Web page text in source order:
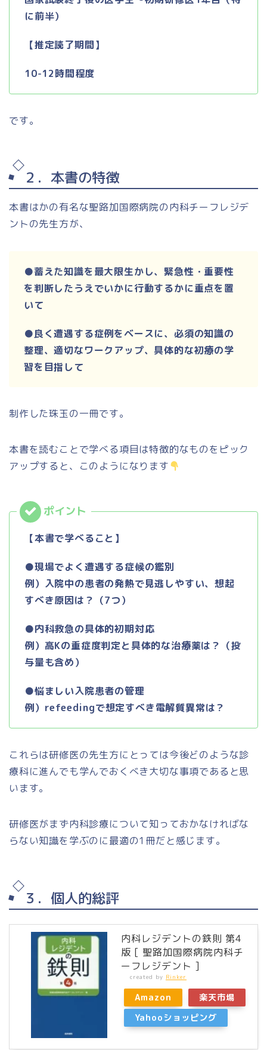
に前半）
【推定読了期間】
10-12時間程度
です。
２．本書の特徴
本書はかの有名な聖路加国際病院の内科チーフレジデ
ントの先生方が、
●蓄えた知識を最大限生かし、緊急性・重要性
を判断したうえでいかに行動するかに重点を置
いて
●良く遭遇する症例をベースに、必須の知識の
整理、適切なワークアップ、具体的な初療の学
習を目指して
制作した珠玉の一冊です。
本書を読むことで学べる項目は特徴的なものをピック
アップすると、このようになります
【本書で学べること】
●現場でよく遭遇する症候の鑑別
例）入院中の患者の発熱で見逃しやすい、想起
すべき原因は？（7つ）
●内科救急の具体的初期対応
例）高Kの重症度判定と具体的な治療薬は？（投
与量も含め）
●悩ましい入院患者の管理
例）refeedingで想定すべき電解質異常は？
これらは研修医の先生方にとっては今後どのような診
療科に進んでも学んでおくべき大切な事項であると思
います。
研修医がまず内科診療について知っておかなければな
らない知識を学ぶのに最適の1冊だと感じます。
３．個人的総評
内科レジデントの鉄則 第4
版 [ 聖路加国際病院内科チ
ーフレジデント ]
created by Rinker
Amazon
楽天市場
Yahooショッピング